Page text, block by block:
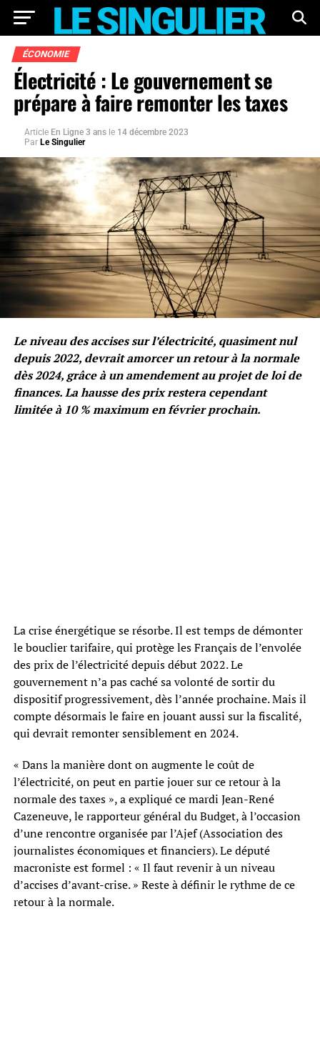
ÉCONOMIE
Électricité : Le gouvernement se
prépare à faire remonter les taxes
Article En Ligne 3 ans le 14 décembre 2023
Par Le Singulier
Le niveau des accises sur l’électricité, quasiment nul
depuis 2022, devrait amorcer un retour à la normale
dès 2024, grâce à un amendement au projet de loi de
finances. La hausse des prix restera cependant
limitée à 10 % maximum en février prochain.
La crise énergétique se résorbe. Il est temps de démonter
le bouclier tarifaire, qui protège les Français de l’envolée
des prix de l’électricité depuis début 2022. Le
gouvernement n’a pas caché sa volonté de sortir du
dispositif progressivement, dès l’année prochaine. Mais il
compte désormais le faire en jouant aussi sur la fiscalité,
qui devrait remonter sensiblement en 2024.
« Dans la manière dont on augmente le coût de
l’électricité, on peut en partie jouer sur ce retour à la
normale des taxes », a expliqué ce mardi Jean-René
Cazeneuve, le rapporteur général du Budget, à l’occasion
d’une rencontre organisée par l’Ajef (Association des
journalistes économiques et financiers). Le député
macroniste est formel : « Il faut revenir à un niveau
d’accises d’avant-crise. » Reste à définir le rythme de ce
retour à la normale.